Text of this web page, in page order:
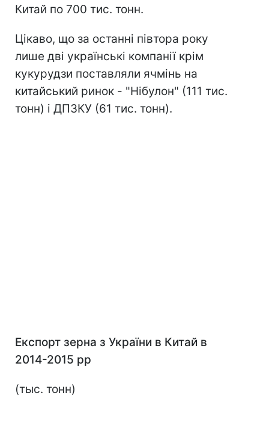
Китай по 700 тис. тонн.
Цікаво, що за останні півтора року
лише дві українські компанії крім
кукурудзи поставляли ячмінь на
китайський ринок - "Нібулон" (111 тис.
тонн) і ДПЗКУ (61 тис. тонн).
Експорт зерна з України в Китай в
2014-2015 рр
(тыс. тонн)